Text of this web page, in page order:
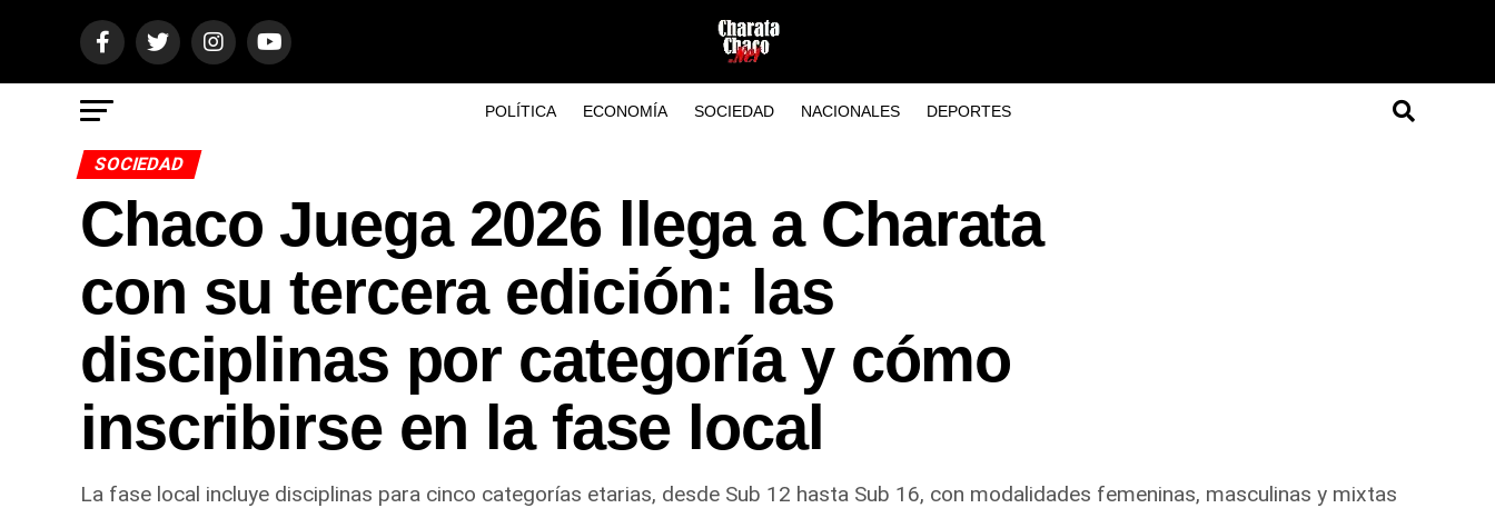
POLÍTICA ECONOMÍA SOCIEDAD NACIONALES DEPORTES
SOCIEDAD
Chaco Juega 2026 llega a Charata
con su tercera edición: las
disciplinas por categoría y cómo
inscribirse en la fase local
La fase local incluye disciplinas para cinco categorías etarias, desde Sub 12 hasta Sub 16, con modalidades femeninas, masculinas y mixtas